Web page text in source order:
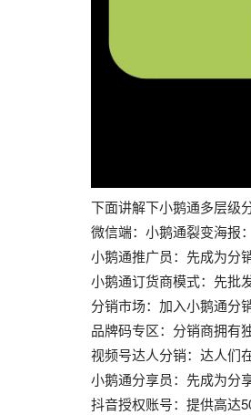
下面讲解下小鹅通多层级
微信端：小鹅通裂变海报
小鹅通推广员：先成为分
小鹅通订货商模式：先批
分销市场：加入小鹅通分
品牌码专区：分销商拥有
视频号达人分销：达人们
小鹅通分享员：先成为分
抖音授权账号：提供高达